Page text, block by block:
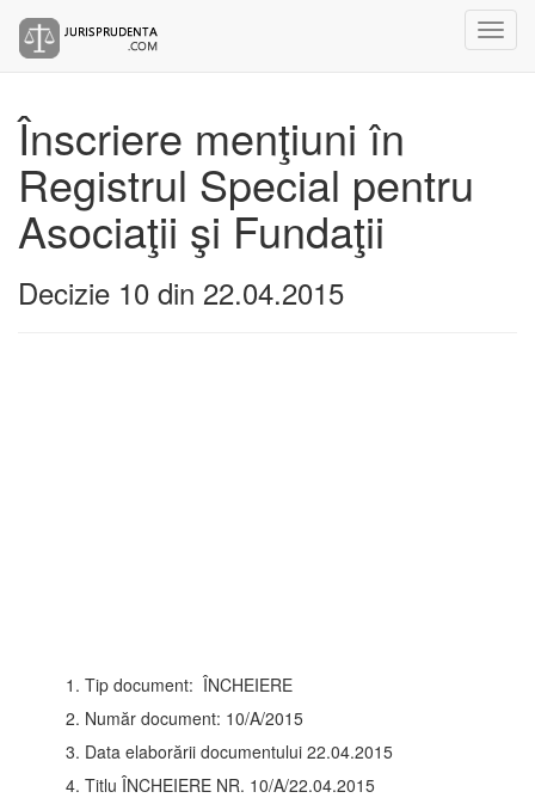
Înscriere menţiuni în
Registrul Special pentru
Asociaţii şi Fundaţii
Decizie 10 din 22.04.2015
1. Tip document: ÎNCHEIERE
2. Număr document: 10/A/2015
3. Data elaborării documentului 22.04.2015
4. Titlu ÎNCHEIERE NR. 10/A/22.04.2015